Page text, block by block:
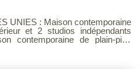
contemporaine
et 2 studios indépendants
contemporaine de plain-pied